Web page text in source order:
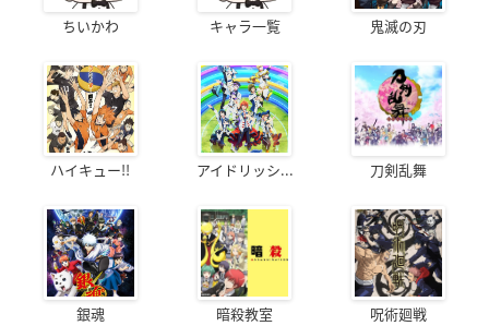
ちいかわ キャラ一覧 鬼滅の刃
ハイキュー!! アイドリッシ... 刀剣乱舞
銀魂 暗殺教室 呪術廻戦